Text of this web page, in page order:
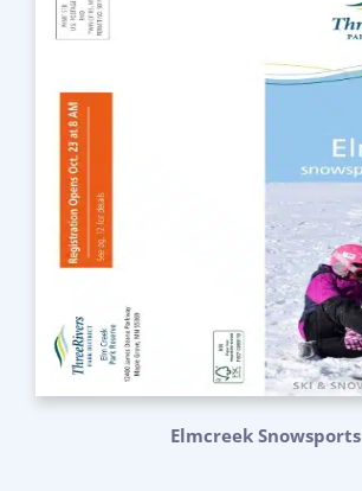
Elmcreek Snowsports